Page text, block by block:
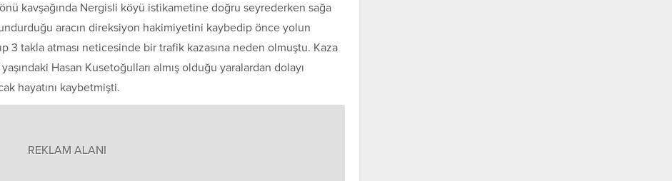
kavşağında Nergisli köyü istikametine doğru seyrederken sağa
aracın direksiyon hakimiyetini kaybedip önce yolun
3 takla atması neticesinde bir trafik kazasına neden olmuştu. Kaza
Hasan Kusetoğulları almış olduğu yaralardan dolayı
hayatını kaybetmişti.
REKLAM ALANI